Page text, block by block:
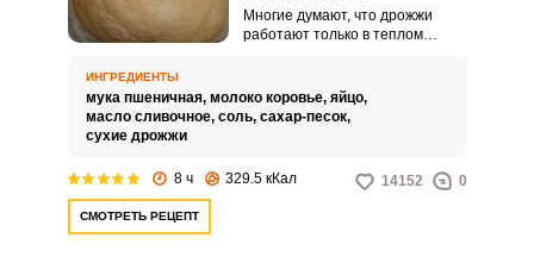
Многие думают, что дрожжи
работают только в теплом
воздушное тесто для пирожков в
холодильнике.
ИНГРЕДИЕНТЫ
мука пшеничная, молоко коровье, яйцо,
масло сливочное, соль, сахар-песок,
сухие дрожжи
8 ч 329.5 кКал 14152 0
СМОТРЕТЬ РЕЦЕПТ